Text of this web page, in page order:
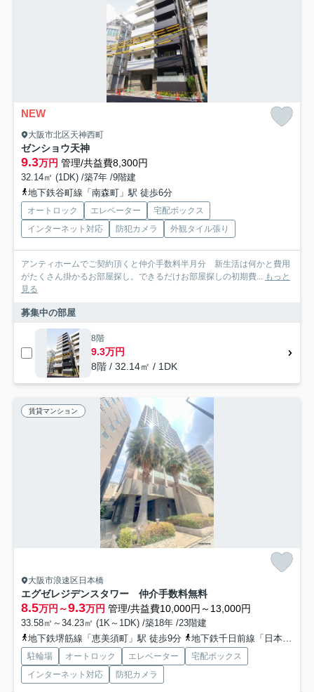
NEW
大阪市北区天神西町
ゼンショウ天神
9.3万円 管理/共益費8,300円
32.14㎡ (1DK) /築7年 /9階建
地下鉄谷町線「南森町」駅 徒歩6分
オートロック エレベーター
宅配ボックス
インターネット対応
防犯カメラ 外観タイル張り
アンティホームでご契約頂くと仲介手数料半月分 新生活は何かと費用
がたくさん掛かるお部屋探し。できるだけお部屋探しの初期費... もっと
見る
募集中の部屋
8階
9.3万円
8階 / 32.14㎡ / 1DK
賃貸マンション
大阪市浪速区日本橋
エグゼレジデンスタワー 仲介手数料無料
8.5万円～9.3万円 管理/共益費10,000円～13,000円
33.58㎡～34.23㎡ (1K～1DK) /築18年 /23階建
地下鉄堺筋線「恵美須町」駅 徒歩9分
地下鉄千日前線「日本橋」駅 徒歩9分
駐輪場 オートロック エレベーター
宅配ボックス
インターネット対応
防犯カメラ